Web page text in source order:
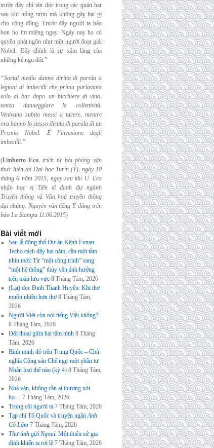
trước đây chỉ tán dóc trong các quán bar
sau khi uống rượu mà không gây hại gì
cho cộng đồng. Trước đây người ta bảo
bọn họ im miệng ngay. Ngày nay họ có
quyền phát ngôn như một người đoạt giải
Nobel. Đây chính là sự xâm lăng của
những kẻ ngu dốt.”
“Social media danno diritto di parola a
legioni di imbecilli che prima parlavano
solo albar dopo un bicchiere di vino,
senza danneggiare la collettività.
Venivano subito messi a tacere, mentre
ora hanno lo stesso diritto di parola di un
Premio Nobel. È l’invasione degli
imbecilli.”
(Umberto Eco,trích từ bài phỏng vấn
thực hiện tại Đại học Turin (Ý), ngày 10
tháng 6 năm 2015, ngay sau khi U. Eco
nhận học vị Tiến sĩ danh dự ngành
Truyền thông và Văn hoá truyền thông
đại chúng. Nguyên văn tiếng Ý đăng trên
báo La Stampa 11.06.2015)
Bài viết mới
Sau lễ động thổ Dự án Kênh Funan
Techo cách đây hai năm, cần một tầm
nhìn mới: Từ “một công trình” sang
“một hệ thống” thủy văn ảnh hưởng
trên toàn lưu vực 8 Tháng Tám, 2026
(Lại) đọc Đinh Thanh Huyền: Khi thơ
muốn nhiều hơn thơ 8 Tháng Tám,
2026
Người Việt còn nói tiếng Việt không?
8 Tháng Tám, 2026
Đối thoại giữa hai tấm hình 8 Tháng
Tám, 2026
Bình minh đỏ trên Trung Quốc – Chủ
nghĩa Cộng sản Chế ngự một phần tư
Nhân loại thế nào (kỳ 4) 8 Tháng Tám,
2026
Nhà văn, không cần ai thương xót
họ… 7 Tháng Tám, 2026
Trong cõi người ta 7 Tháng Tám, 2026
Tạp chí Tổ Quốc và truyện ngắnAnh
Cò Lấm 7 Tháng Tám, 2026
Thư tình gửi Ngoại: Một thiên sử gia
đình khiến ta rơi lệ 7 Tháng Tám, 2026